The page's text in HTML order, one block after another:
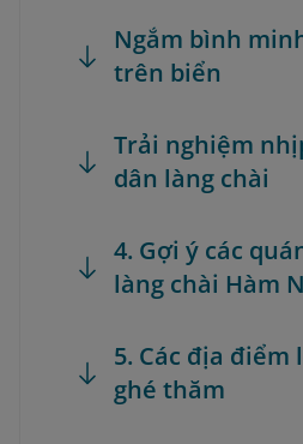
Ngắm bình
trên biển
Trải nghiệm
dân làng chài
4. Gợi ý các
làng chài Hàm
5. Các địa điểm
ghé thăm